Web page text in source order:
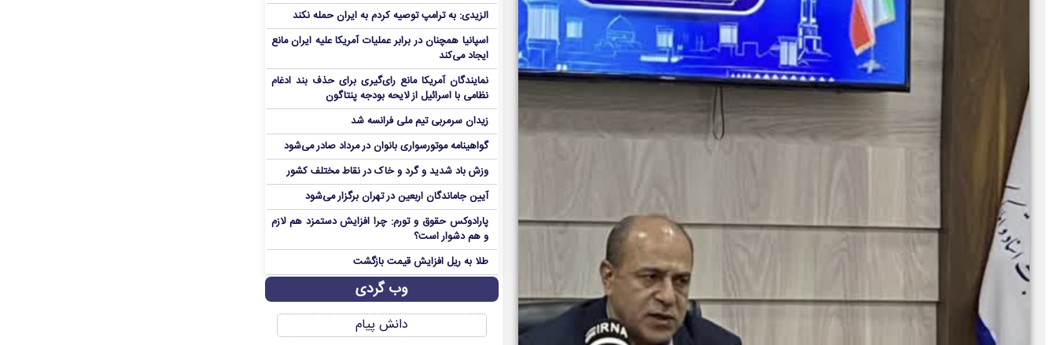
الزیدی: به ترامپ توصیه کردم به ایران حمله نکند
اسپانیا همچنان در برابر عملیات آمریکا علیه ایران مانع
ایجاد می‌کند
نمایندگان آمریکا مانع رای‌گیری برای حذف بند ادغام
نظامی با اسرائیل از لایحه بودجه پنتاگون
زیدان سرمربی تیم ملی فرانسه شد
گواهینامه موتورسواری بانوان در مرداد صادر می‌شود
وزش باد شدید و گرد و خاک در نقاط مختلف کشور
آیین جاماندگان اربعین در تهران برگزار می‌شود
پارادوکس حقوق و تورم: چرا افزایش دستمزد هم لازم
و هم دشوار است؟
طلا به ریل افزایش قیمت بازگشت
وب گردی
دانش پیام